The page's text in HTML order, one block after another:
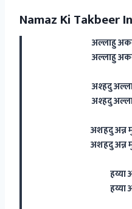
Namaz Ki Takbeer
अल्लाहु
अल्लाहु
अश्हदु
अश्हदु
अशहदु अन्न
अशहदु अन्न